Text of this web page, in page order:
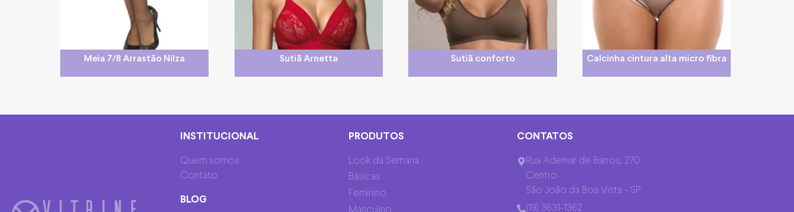
Meia 7/8 Arrastão Nilza Sutiã Arnetta Sutiã conforto Calcinha cintura alta micro fibra
INSTITUCIONAL
Quem somos
Contato
BLOG
PRODUTOS
Look da Semana
Básicas
Feminino
CONTATOS
Rua Ademar de Barros, 270
Centro
São João da Boa Vista - SP
(19) 3631-1362